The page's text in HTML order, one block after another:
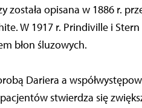
została opisana w 1886 r.
W 1917 r. Prindiville i
błon śluzowych.
Dariera a
stwierdza się